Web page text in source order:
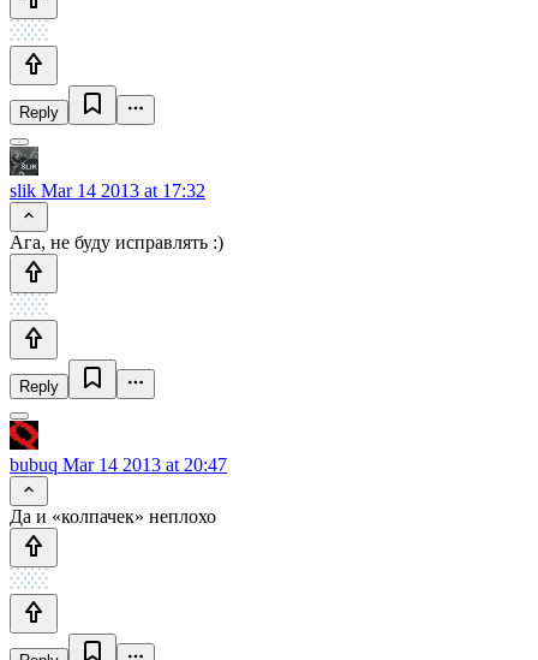
Reply
slik Mar 14 2013 at 17:32
Ага, не буду исправлять :)
Reply
bubuq Mar 14 2013 at 20:47
Да и «колпачек» неплохо